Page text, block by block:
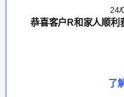
24/
恭喜客户R和家人顺利
了